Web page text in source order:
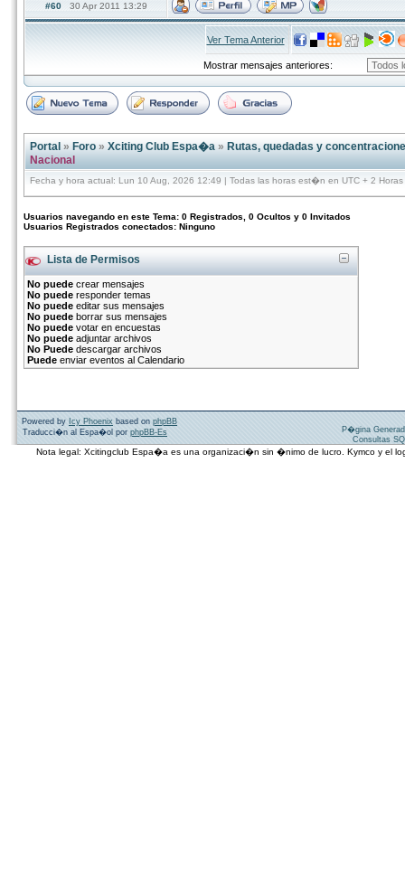
#60 30 Apr 2011 13:29
Ver Tema Anterior
Mostrar mensajes anteriores:
Portal » Foro » Xciting Club Espa�a » Rutas, quedadas y
Nacional
Fecha y hora actual: Lun 10 Aug, 2026 12:49 | Todas las horas est�n en UTC + 2 Horas
Usuarios navegando en este Tema: 0 Registrados, 0 Ocultos y 0 Invitados
Usuarios Registrados conectados: Ninguno
Lista de Permisos
No puede crear mensajes
No puede responder temas
No puede editar sus mensajes
No puede borrar sus mensajes
No puede votar en encuestas
No puede adjuntar archivos
No Puede descargar archivos
Puede enviar eventos al Calendario
Powered by Icy Phoenix based on phpBB
Traducci�n al Espa�ol por phpBB-Es
P�gina
Consultas
Nota legal: Xcitingclub Espa�a es una organizaci�n sin �nimo de lucro. Kymco y el